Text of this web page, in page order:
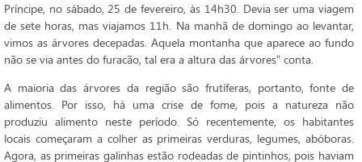
Príncipe, no sábado, 25 de fevereiro, às 14h30. Devia ser uma viagem
de sete horas, mas viajamos 11h. Na manhã de domingo ao levantar,
vimos as árvores decepadas. Aquela montanha que aparece ao fundo
não se via antes do furacão, tal era a altura das árvores” conta.
A maioria das árvores da região são frutíferas, portanto, fonte de
alimentos. Por isso, há uma crise de fome, pois a natureza não
produziu alimento neste período. Só recentemente, os habitantes
locais começaram a colher as primeiras verduras, legumes, abóboras.
Agora, as primeiras galinhas estão rodeadas de pintinhos, pois haviam